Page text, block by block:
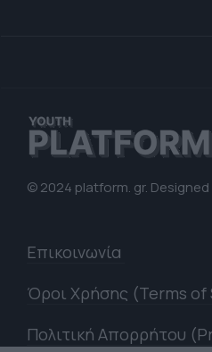
© 2024 platform. gr. Designed
Επικοινωνία
Όροι Χρήσης (Terms of
Πολιτική Απορρήτου